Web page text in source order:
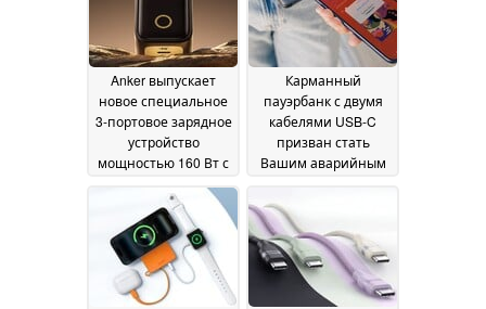
Anker выпускает
новое специальное
3-портовое зарядное
устройство
мощностью 160 Вт с
14 May 2026
Карманный
пауэрбанк с двумя
кабелями USB-C
призван стать
Вашим аварийным